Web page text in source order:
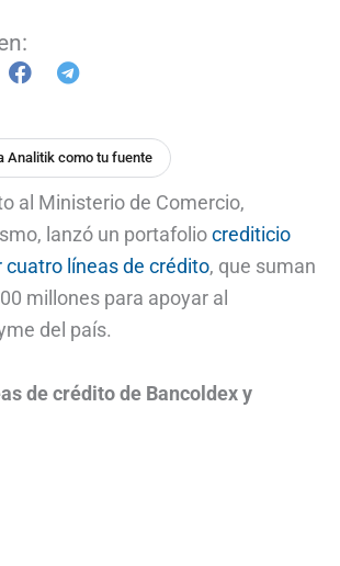
Analitik como tu fuente
al Ministerio de Comercio,
lanzó un portafoliocrediticio
líneas de crédito, que suman
millones para apoyar al
del país.
de crédito de Bancoldex y